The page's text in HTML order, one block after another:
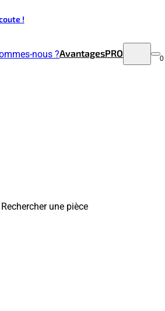
!
nous ?AvantagesPRO 0
Rechercher une pièce